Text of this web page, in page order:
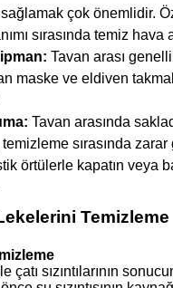
sağlamak çok önemlidir.
sırasında temiz hava
Tavan arası
maske ve eldiven takmak
Tavan arasında
sırasında zarar
örtülerle kapatın veya
Temizleme
sızıntılarının